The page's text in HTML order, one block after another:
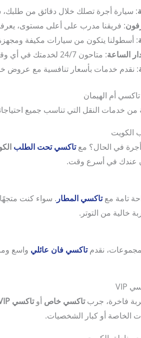
: سيارة أجرة تصلك خلال دقائق من
: فريقنا مدرب على أعلى مستوى،
: أسطولنا يتكون من سيارات مكيفة
الساعة: متاحون 24/7 لخدمتك في أي وقت، ليلاً أو نهارًا.
: نقدم خدمات بأسعار تنافسية مع عروض
أم الهيمان
خدمات النقل التي تناسب جميع
في الحال؟ معتاكسي تحت الطلب
عندك في أسرع وقت.
تامة معتاكسي المطار . سواء كنت
خالية من التوتر.
نقدمتاكسي فان عائلي واسع
فاخرة، جربتاكسي خاص أوتاكسي VIP
الخاصة أو كبار الشخصيات.